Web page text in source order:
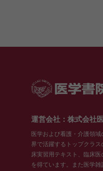
運営会社：株式会社
医学および看護・介護領
界で活躍するトップクラ
床実習用テキスト、臨床
を得ています。また医学